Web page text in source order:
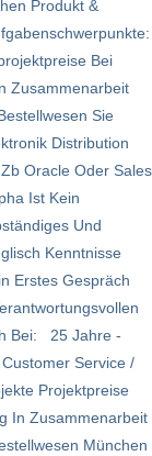
Produkt &
Bei
Zusammenarbeit
Sie
Distribution
Oracle Oder Sales
Ist Kein
Und
Kenntnisse
Erstes Gespräch
Bei: 25 Jahre -
Service /
Projektpreise
In Zusammenarbeit
München